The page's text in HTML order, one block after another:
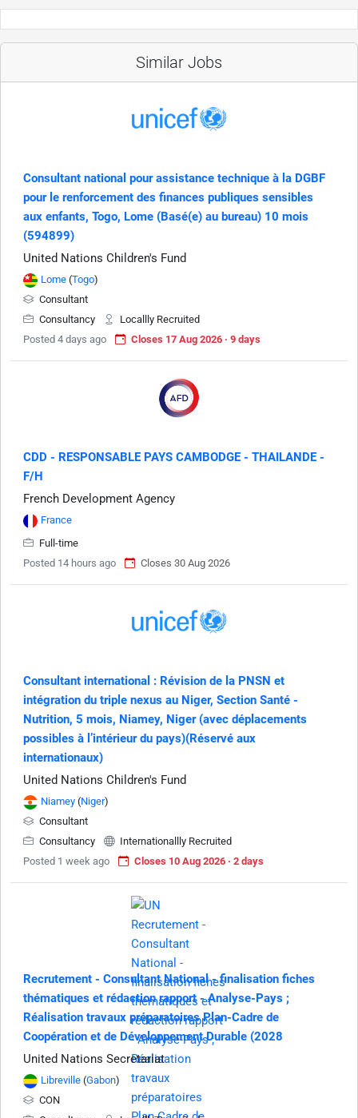
Similar Jobs
Consultant national pour assistance technique à la DGBF
pour le renforcement des finances publiques sensibles
aux enfants, Togo, Lome (Basé(e) au bureau) 10 mois
(594899)
United Nations Children's Fund
Lome (Togo)
Consultant
Consultancy
Locallly Recruited
Posted 4 days ago
Closes 17 Aug 2026 · 9 days
CDD - RESPONSABLE PAYS CAMBODGE - THAILANDE -
F/H
French Development Agency
France
Full-time
Posted 14 hours ago
Closes 30 Aug 2026
Consultant international : Révision de la PNSN et
intégration du triple nexus au Niger, Section Santé -
Nutrition, 5 mois, Niamey, Niger (avec déplacements
possibles à l’intérieur du pays)(Réservé aux
internationaux)
United Nations Children's Fund
Niamey (Niger)
Consultant
Consultancy
Internationallly Recruited
Posted 1 week ago
Closes 10 Aug 2026 · 2 days
Recrutement - Consultant National - finalisation fiches
thématiques et rédaction rapport - Analyse-Pays ;
Réalisation travaux préparatoires Plan-Cadre de
Coopération et de Développement Durable (2028
United Nations Secretariat
Libreville (Gabon)
CON